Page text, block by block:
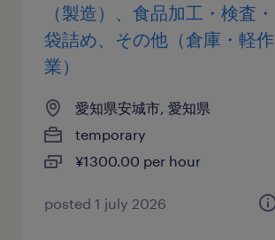
（製造）、食品加工・検査・
袋詰め、その他（倉庫・軽作
業）
愛知県安城市, 愛知県
temporary
¥1300.00 per hour
posted 1 july 2026